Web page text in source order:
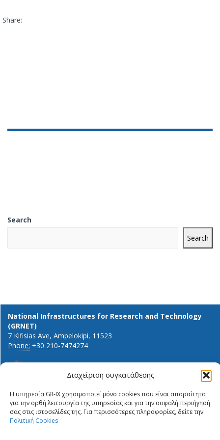
Διαχείριση συγκατάθεσης
Η υπηρεσία GR-IX χρησιμοποιεί μόνο cookies που είναι απαραίτητα
για την ορθή λειτουργία της υπηρεσίας και για την ασφαλή περιήγησή
σας στις ιστοσελίδες της. Για περισσότερες πληροφορίες, δείτε την
Πολιτική Cookies
Share:
Search
Search
National Infrastructures for Research and Technology
(GRNET)
7 Kifisias Ave, Ampelokipi, 11523
Phone: +30 210-7474274
General info and inquiries:
info@gr-ix.gr
Members only:
GR-IX helpdesk
ΔΉΛΩΣΗ ΙΔΙΩΤΙΚΌΤΗΤΑΣ
ΠΟΛΙΤΙΚΉ COOKIES